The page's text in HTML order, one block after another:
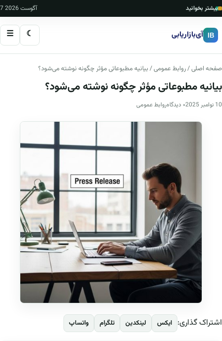
بیشتر بخوانید 7 آگوست 2026
IB آی‌بازاریابی ☾
☰
صفحه اصلی/روابط عمومی/ بیانیه مطبوعاتی مؤثر چگونه نوشته می‌شود؟
بیانیه مطبوعاتی مؤثر چگونه نوشته می‌شود؟
10 نوامبر 2025 ۰ دیدگاه روابط عمومی
اشتراک گذاری: ایکس لینکدین تلگرام واتساپ